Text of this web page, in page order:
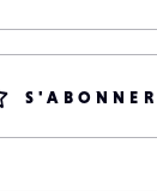
S'ABONNER